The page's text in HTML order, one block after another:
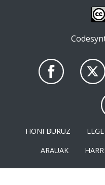
HONI BURUZ
ARAUAK